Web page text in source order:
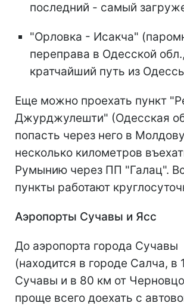
последний - самый
"Орловка - Исакча"
переправа в Одесской обл.,
кратчайший путь из
Еще можно проехать пункт
Джурджулешти" (Одесская
попасть через него в
несколько километров
Румынию через ПП "Галац".
пункты работают
Аэропорты Сучавы и Ясс
До аэропорта города Сучавы
(находится в городе Салча, в
Сучавы и в 80 км от
проще всего доехать с